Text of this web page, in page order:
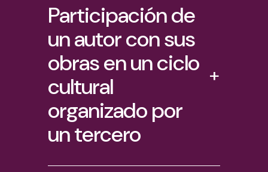
Participación de
un autor con sus
obras en un ciclo
cultural
organizado por
un tercero
+